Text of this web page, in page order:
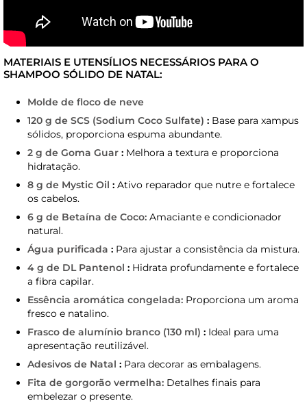
MATERIAIS E UTENSÍLIOS NECESSÁRIOS PARA O
SHAMPOO SÓLIDO DE NATAL:
Molde de floco de neve
120 g de SCS (Sodium Coco Sulfate) : Base para xampus
sólidos, proporciona espuma abundante.
2 g de Goma Guar : Melhora a textura e proporciona
hidratação.
8 g de Mystic Oil : Ativo reparador que nutre e fortalece
os cabelos.
6 g de Betaína de Coco: Amaciante e condicionador
natural.
Água purificada : Para ajustar a consistência da mistura.
4 g de DL Pantenol : Hidrata profundamente e fortalece
a fibra capilar.
Essência aromática congelada: Proporciona um aroma
fresco e natalino.
Frasco de alumínio branco (130 ml) : Ideal para uma
apresentação reutilizável.
Adesivos de Natal : Para decorar as embalagens.
Fita de gorgorão vermelha: Detalhes finais para
embelezar o presente.